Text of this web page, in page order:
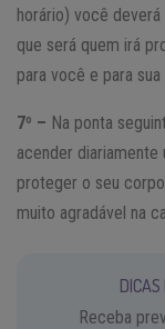
horário) você
que será quem irá
para você e para sua
7º – Na ponta
acender diariamente
proteger o seu
muito agradável na
Receba